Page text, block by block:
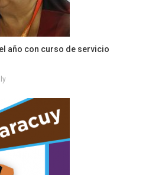
año con curso de servicio